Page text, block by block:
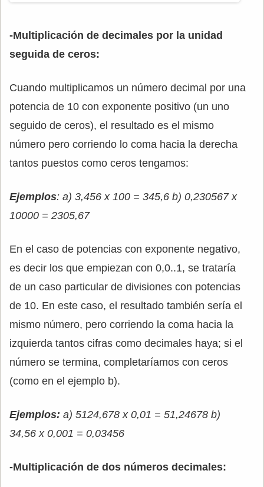
-Multiplicación de decimales por la unidad
seguida de ceros:
Cuando multiplicamos un número decimal por una
potencia de 10 con exponente positivo (un uno
seguido de ceros), el resultado es el mismo
número pero corriendo lo coma hacia la derecha
tantos puestos como ceros tengamos:
Ejemplos: a) 3,456 x 100 = 345,6 b) 0,230567 x
10000 = 2305,67
En el caso de potencias con exponente negativo,
es decir los que empiezan con 0,0..1, se trataría
de un caso particular de divisiones con potencias
de 10. En este caso, el resultado también sería el
mismo número, pero corriendo la coma hacia la
izquierda tantos cifras como decimales haya; si el
número se termina, completaríamos con ceros
(como en el ejemplo b).
Ejemplos: a) 5124,678 x 0,01 = 51,24678 b)
34,56 x 0,001 = 0,03456
-Multiplicación de dos números decimales: